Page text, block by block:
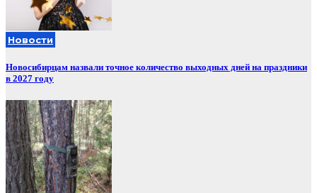
Новости
Новосибирцам назвали точное количество выходных дней на праздники
в 2027 году